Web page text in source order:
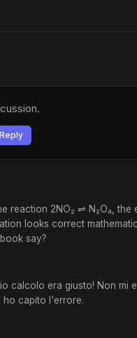
reaction 2NO₂ ⇌ N₂O₄, the
looks correct
say?
calcolo era giusto! Non mi
ho capito l'errore.